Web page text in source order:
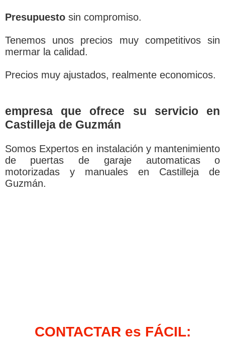
Presupuestosin compromiso.
Tenemos unos precios muy competitivos sin
mermar la calidad.
Precios muy ajustados, realmente economicos.
empresa que ofrece su servicio en
Castilleja de Guzmán
Somos Expertos en instalación y mantenimiento
de puertas de garaje automaticas o
motorizadas y manuales en Castilleja de
Guzmán.
CONTACTAR es FÁCIL: